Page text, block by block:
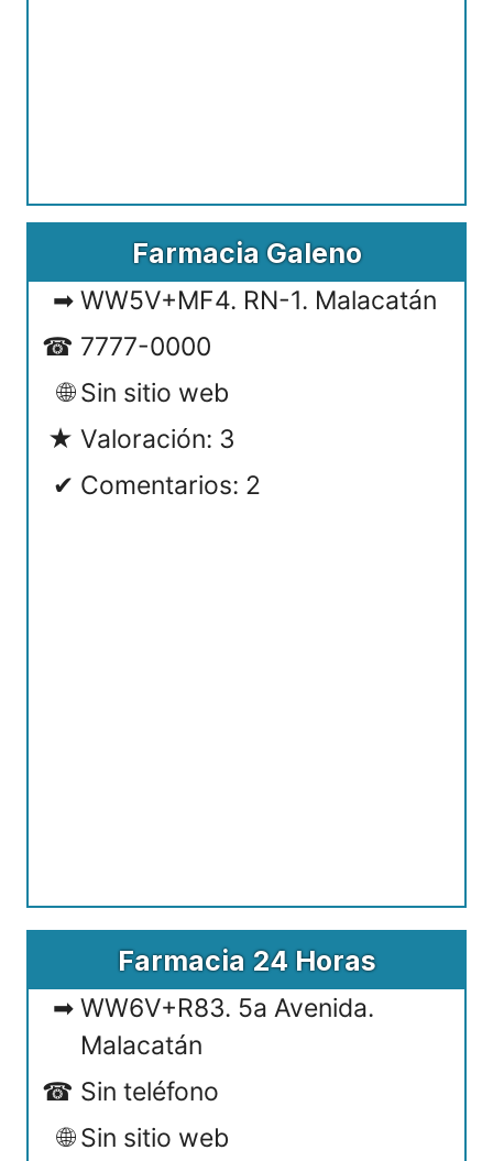
Farmacia Galeno
WW5V+MF4. RN-1. Malacatán
7777-0000
Sin sitio web
Valoración: 3
Comentarios: 2
Farmacia 24 Horas
WW6V+R83. 5a Avenida.
Malacatán
Sin teléfono
Sin sitio web